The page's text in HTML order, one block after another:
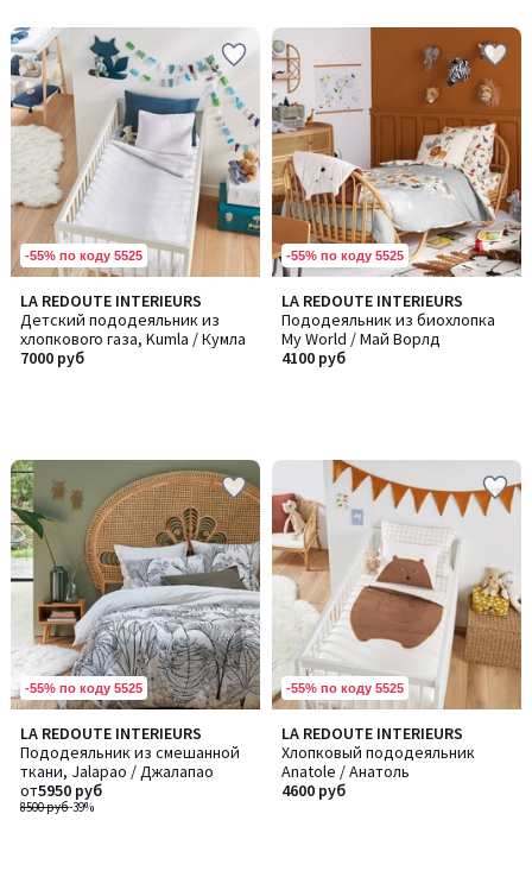
-55% по коду 5525
LA REDOUTE INTERIEURS
Детский пододеяльник из
хлопкового газа, Kumla / Кумла
7000 руб
-55% по коду 5525
LA REDOUTE INTERIEURS
Пододеяльник из биохлопка
My World / Май Ворлд
4100 руб
-55% по коду 5525
LA REDOUTE INTERIEURS
Пододеяльник из смешанной
ткани, Jalapao / Джалапао
8500 руб-39%
от5950 руб
-55% по коду 5525
LA REDOUTE INTERIEURS
Хлопковый пододеяльник
Anatole / Анатоль
4600 руб